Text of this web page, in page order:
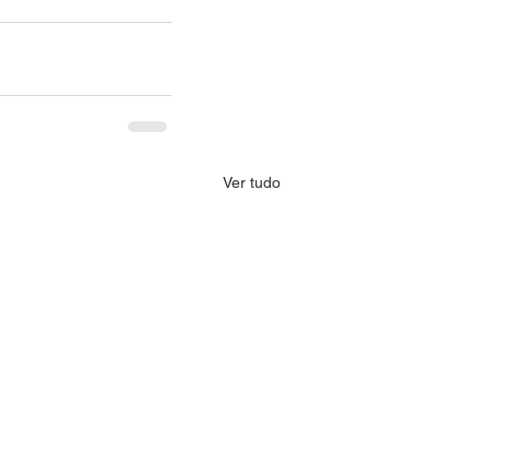
Ver tudo